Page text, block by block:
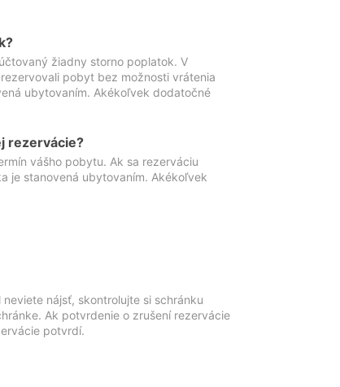
žiadny storno poplatok. V
pobyt bez možnosti vrátenia
ubytovaním. Akékoľvek dodatočné
rezervácie?
vášho pobytu. Ak sa rezerváciu
je stanovená ubytovaním. Akékoľvek
nájsť, skontrolujte si schránku
Ak potvrdenie o zrušení rezervácie
potvrdí.